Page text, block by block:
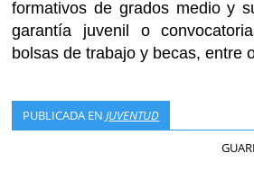
formativos de grados medio y
garantía juvenil o
bolsas de trabajo y becas, entre
PUBLICADA ENJUVENTUD